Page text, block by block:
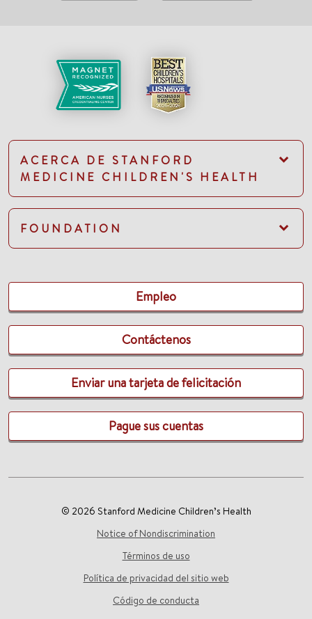
ACERCA DE STANFORD
MEDICINE CHILDREN'S HEALTH
FOUNDATION
Empleo
Contáctenos
Enviar una tarjeta de felicitación
Pague sus cuentas
© 2026 Stanford Medicine Children’s Health
Notice of Nondiscrimination
Términos de uso
Política de privacidad del sitio web
Código de conducta